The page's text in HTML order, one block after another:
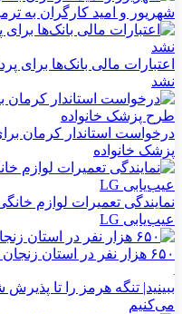
شهریور و امید کارگران به
اعتبارات مالی بانک‌ها برای
نشد
درخواست استاندار کرمان
پزشک خانواده
نمایندگی تعمیرات لوازم
عیب‌یابی LG
۶۵۰ هزار نفر در استان زنجان تحت پوشش بیمه سلامت هستند
ببینید| تنگه هرمز را تا
می‌کنیم